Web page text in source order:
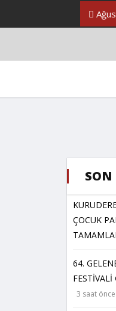
SON
ÇOCUK
64.
3 saat önce